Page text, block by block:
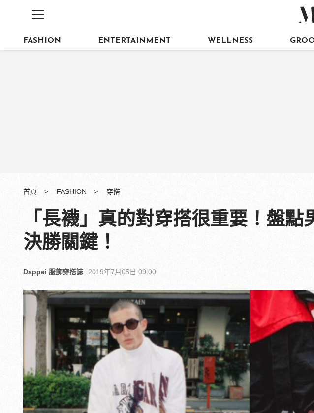
FASHION ENTERTAINMENT WELLNESS
首頁 FASHION 穿搭
「長襪」真的對穿搭很重要！盤
決勝關鍵！
Dappei 服飾穿搭誌 2019年7月05日 09:00